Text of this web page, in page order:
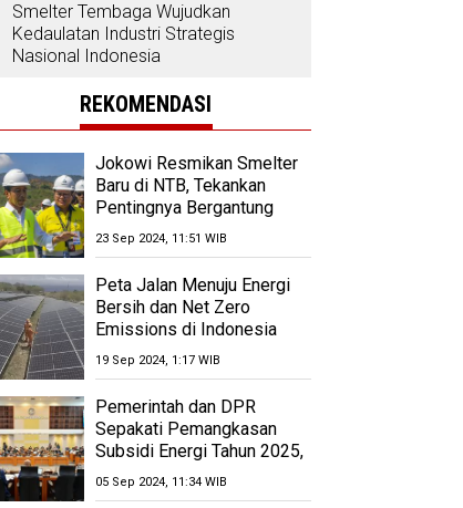
Smelter Tembaga Wujudkan
Kedaulatan Industri Strategis
Nasional Indonesia
REKOMENDASI
Jokowi Resmikan Smelter
Baru di NTB, Tekankan
Pentingnya Bergantung
Pada Produksi
23 Sep 2024, 11:51 WIB
Peta Jalan Menuju Energi
Bersih dan Net Zero
Emissions di Indonesia
pada 2060
19 Sep 2024, 1:17 WIB
Pemerintah dan DPR
Sepakati Pemangkasan
Subsidi Energi Tahun 2025,
Anggaran Dipangkas Rp
1,12 Triliun
05 Sep 2024, 11:34 WIB